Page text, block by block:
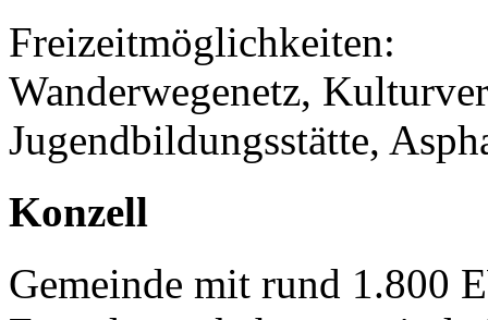
Freizeitmöglichkeiten:
Wanderwegenetz,
Jugendbildungsstätte,
Konzell
Gemeinde mit rund 1.800